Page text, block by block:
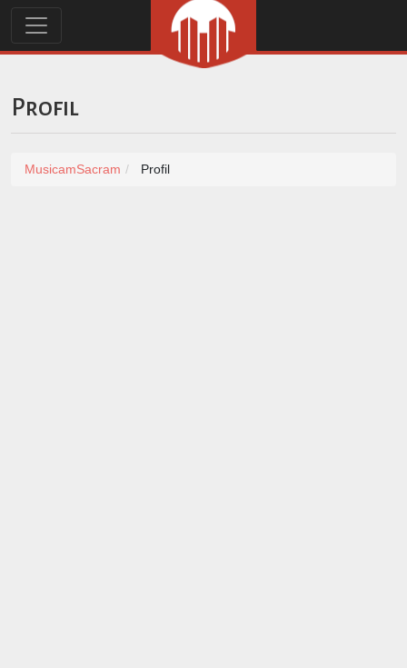
Profil
MusicamSacram Profil